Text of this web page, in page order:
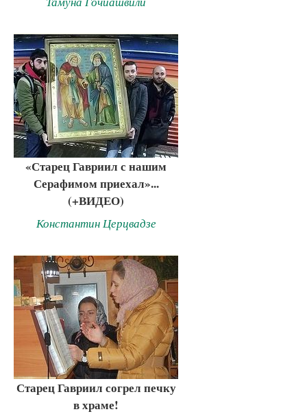
«Старец Гавриил с нашим
Серафимом приехал»...
(+ВИДЕО)
Константин Церцвадзе
Старец Гавриил согрел печку
в храме!